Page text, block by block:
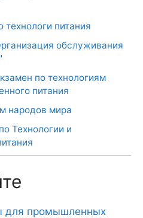
питания
обслуживания
по технологиям
питания
народов мира
Технологии и
для промышленных